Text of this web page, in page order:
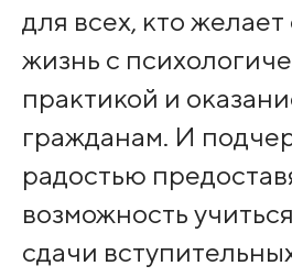
для всех, кто
жизнь с
практикой и
гражданам. И
радостью
возможность
сдачи